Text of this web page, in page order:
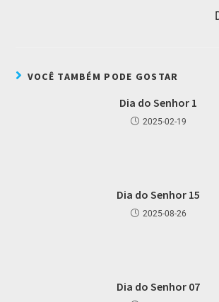
VOCÊ TAMBÉM PODE GOSTAR
Dia do Senhor 1
2025-02-19
Dia do Senhor 15
2025-08-26
Dia do Senhor 07